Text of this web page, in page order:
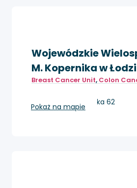
Wojewódzkie
M. Kopernika w Łodzi
Breast Cancer Unit, Colon
Łódź, ul. Pabianicka 62
Pokaż na mapie